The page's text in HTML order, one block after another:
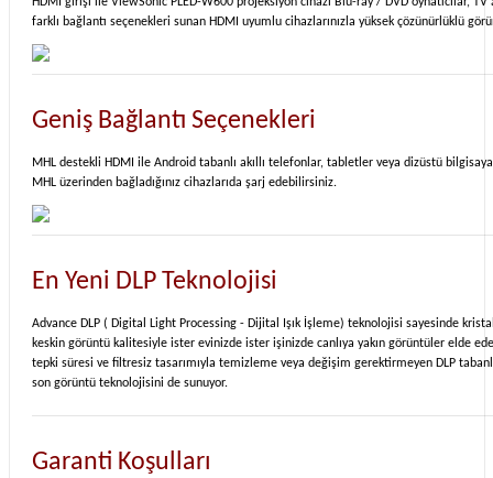
farklı bağlantı seçenekleri sunan HDMI uyumlu cihazlarınızla yüksek çözünürlüklü
Geniş Bağlantı Seçenekleri
MHL destekli HDMI ile Android tabanlı akıllı telefonlar, tabletler veya dizüstü
MHL üzerinden bağladığınız cihazlarıda şarj edebilirsiniz.
En Yeni DLP Teknolojisi
Advance DLP ( Digital Light Processing - Dijital Işık İşleme) teknolojisi sayesinde
keskin görüntü kalitesiyle ister evinizde ister işinizde canlıya yakın görüntüler elde
tepki süresi ve filtresiz tasarımıyla temizleme veya değişim gerektirmeyen DLP
son görüntü teknolojisini de sunuyor.
Garanti Koşulları